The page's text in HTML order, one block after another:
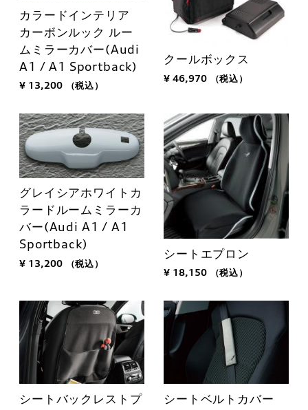
カラードインテリア
カーボンルック ルー
ムミラーカバー(Audi
A1 / A1 Sportback)
¥ 13,200 （税込）
クールボックス
¥ 46,970 （税込）
グレイシアホワイトカ
ラードルームミラーカ
バー(Audi A1 / A1
Sportback)
¥ 13,200 （税込）
シートエプロン
¥ 18,150 （税込）
シートバックレストプ
シートベルトカバー